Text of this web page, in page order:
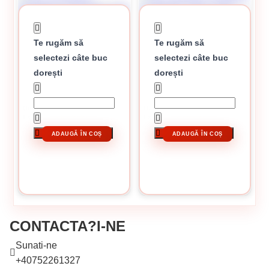
Disc de polizat Klingspor, A 24
Extra, 125 x 6 x 22,23 mm
11.03 lei / buc
Te rugăm să
selectezi câte buc
dorești
ADAUGĂ ÎN COȘ
Disc debitare Klingspor, A 24
Extra, 125 x 2,5 x 22,23 mm
6.02 lei / buc
Te rugăm să
selectezi câte buc
dorești
ADAUGĂ ÎN COȘ
CONTACTA?I-NE
Sunati-ne
+40752261327